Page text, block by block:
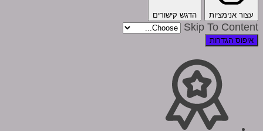
עצור אנימציות הדגש קישורים
Skip To Content
איפוס הגדרות